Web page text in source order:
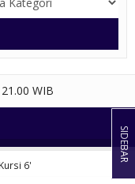
WIB
6'
SIDEBAR